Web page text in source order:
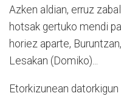
Azken aldian, erruz
hotsak gertuko mendi
horiez aparte,
Lesakan (Domiko)...
Etorkizunean